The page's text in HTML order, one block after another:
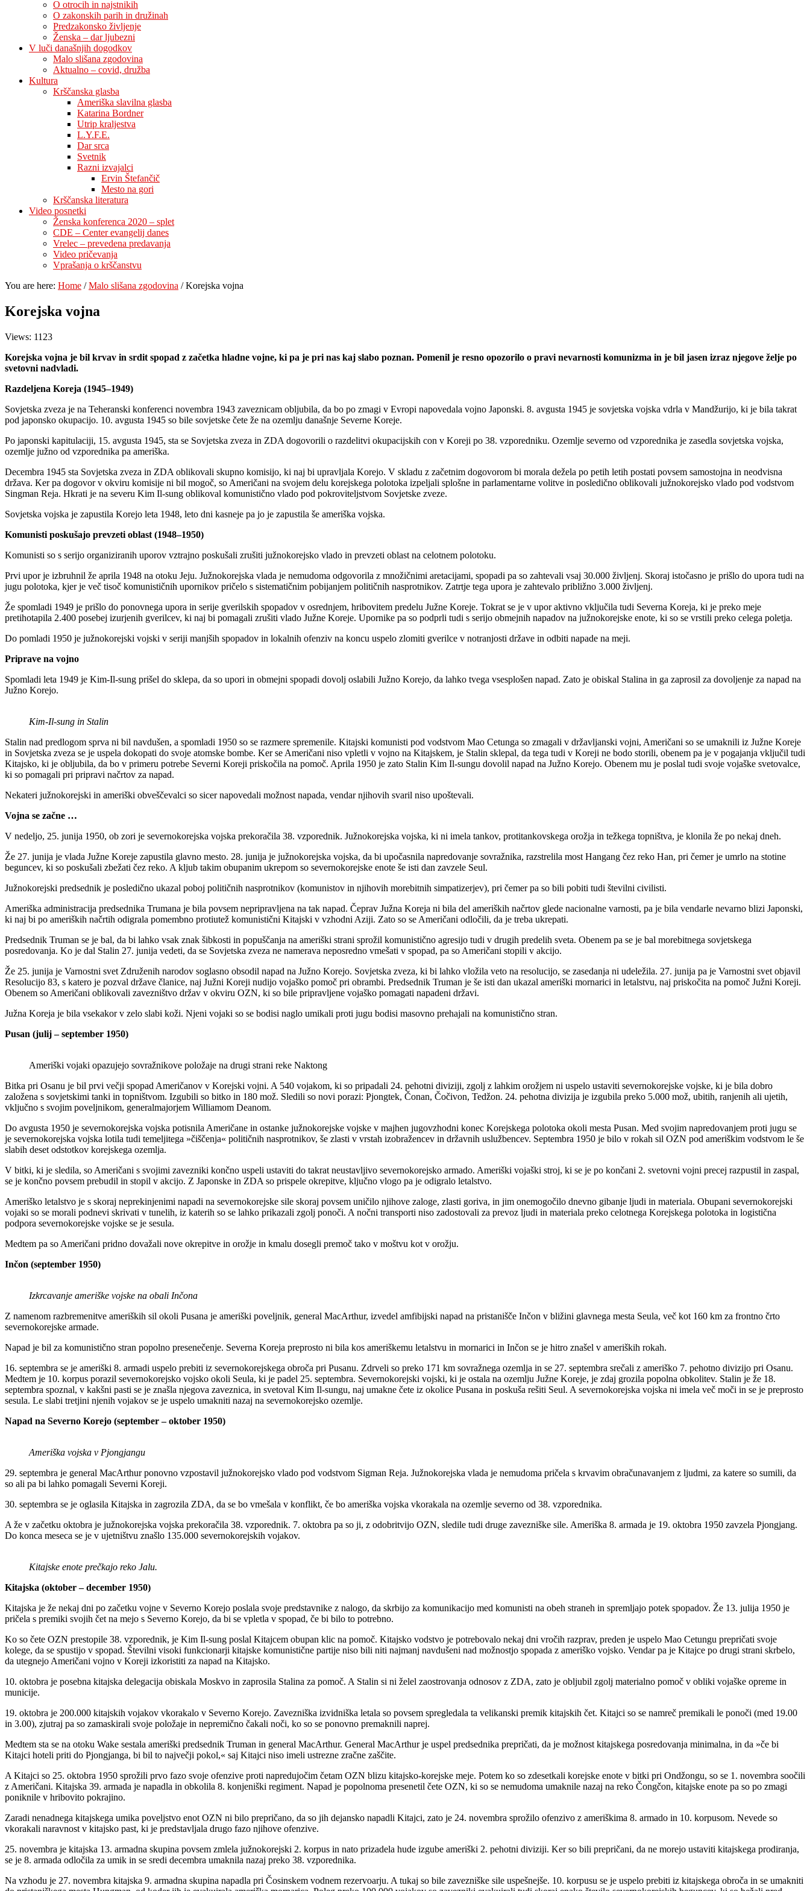
O otrocih in najstnikih
O zakonskih parih in družinah
Predzakonsko življenje
Ženska – dar ljubezni
V luči današnjih dogodkov
Malo slišana zgodovina
Aktualno – covid, družba
Kultura
Krščanska glasba
Ameriška slavilna glasba
Katarina Bordner
Utrip kraljestva
L.Y.F.E.
Dar srca
Svetnik
Razni izvajalci
Ervin Štefančič
Mesto na gori
Krščanska literatura
Video posnetki
Ženska konferenca 2020 – splet
CDE – Center evangelij danes
Vrelec – prevedena predavanja
Video pričevanja
Vprašanja o krščanstvu
You are here: Home / Malo slišana zgodovina /Korejska vojna
Korejska vojna
Views: 1123
Korejska vojna je bil krvav in srdit spopad z začetka hladne vojne, ki pa je pri nas kaj slabo poznan. Pomenil je resno opozorilo o pravi nevarnosti komunizma in je bil jasen izraz njegove želje po
svetovni nadvladi.
Razdeljena Koreja (1945–1949)
Sovjetska zveza je na Teheranski konferenci novembra 1943 zaveznicam obljubila, da bo po zmagi v Evropi napovedala vojno Japonski. 8. avgusta 1945 je sovjetska vojska vdrla v Mandžurijo, ki je bila takrat
pod japonsko okupacijo. 10. avgusta 1945 so bile sovjetske čete že na ozemlju današnje Severne Koreje.
Po japonski kapitulaciji, 15. avgusta 1945, sta se Sovjetska zveza in ZDA dogovorili o razdelitvi okupacijskih con v Koreji po 38. vzporedniku. Ozemlje severno od vzporednika je zasedla sovjetska vojska,
ozemlje južno od vzporednika pa ameriška.
Decembra 1945 sta Sovjetska zveza in ZDA oblikovali skupno komisijo, ki naj bi upravljala Korejo. V skladu z začetnim dogovorom bi morala dežela po petih letih postati povsem samostojna in neodvisna
država. Ker pa dogovor v okviru komisije ni bil mogoč, so Američani na svojem delu korejskega polotoka izpeljali splošne in parlamentarne volitve in posledično oblikovali južnokorejsko vlado pod vodstvom
Singman Reja. Hkrati je na severu Kim Il-sung oblikoval komunistično vlado pod pokroviteljstvom Sovjetske zveze.
Sovjetska vojska je zapustila Korejo leta 1948, leto dni kasneje pa jo je zapustila še ameriška vojska.
Komunisti poskušajo prevzeti oblast (1948–1950)
Komunisti so s serijo organiziranih uporov vztrajno poskušali zrušiti južnokorejsko vlado in prevzeti oblast na celotnem polotoku.
Prvi upor je izbruhnil že aprila 1948 na otoku Jeju. Južnokorejska vlada je nemudoma odgovorila z množičnimi aretacijami, spopadi pa so zahtevali vsaj 30.000 življenj. Skoraj istočasno je prišlo do upora tudi na
jugu polotoka, kjer je več tisoč komunističnih upornikov pričelo s sistematičnim pobijanjem političnih nasprotnikov. Zatrtje tega upora je zahtevalo približno 3.000 življenj.
Že spomladi 1949 je prišlo do ponovnega upora in serije gverilskih spopadov v osrednjem, hribovitem predelu Južne Koreje. Tokrat se je v upor aktivno vključila tudi Severna Koreja, ki je preko meje
pretihotapila 2.400 posebej izurjenih gverilcev, ki naj bi pomagali zrušiti vlado Južne Koreje. Upornike pa so podprli tudi s serijo obmejnih napadov na južnokorejske enote, ki so se vrstili preko celega poletja.
Do pomladi 1950 je južnokorejski vojski v seriji manjših spopadov in lokalnih ofenziv na koncu uspelo zlomiti gverilce v notranjosti države in odbiti napade na meji.
Priprave na vojno
Spomladi leta 1949 je Kim-Il-sung prišel do sklepa, da so upori in obmejni spopadi dovolj oslabili Južno Korejo, da lahko tvega vsesplošen napad. Zato je obiskal Stalina in ga zaprosil za dovoljenje za napad na
Južno Korejo.
Kim-Il-sung in Stalin
Stalin nad predlogom sprva ni bil navdušen, a spomladi 1950 so se razmere spremenile. Kitajski komunisti pod vodstvom Mao Cetunga so zmagali v državljanski vojni, Američani so se umaknili iz Južne Koreje
in Sovjetska zveza se je uspela dokopati do svoje atomske bombe. Ker se Američani niso vpletli v vojno na Kitajskem, je Stalin sklepal, da tega tudi v Koreji ne bodo storili, obenem pa je v pogajanja vključil tudi
Kitajsko, ki je obljubila, da bo v primeru potrebe Severni Koreji priskočila na pomoč. Aprila 1950 je zato Stalin Kim Il-sungu dovolil napad na Južno Korejo. Obenem mu je poslal tudi svoje vojaške svetovalce,
ki so pomagali pri pripravi načrtov za napad.
Nekateri južnokorejski in ameriški obveščevalci so sicer napovedali možnost napada, vendar njihovih svaril niso upoštevali.
Vojna se začne …
V nedeljo, 25. junija 1950, ob zori je severnokorejska vojska prekoračila 38. vzporednik. Južnokorejska vojska, ki ni imela tankov, protitankovskega orožja in težkega topništva, je klonila že po nekaj dneh.
Že 27. junija je vlada Južne Koreje zapustila glavno mesto. 28. junija je južnokorejska vojska, da bi upočasnila napredovanje sovražnika, razstrelila most Hangang čez reko Han, pri čemer je umrlo na stotine
beguncev, ki so poskušali zbežati čez reko. A kljub takim obupanim ukrepom so severnokorejske enote še isti dan zavzele Seul.
Južnokorejski predsednik je posledično ukazal poboj političnih nasprotnikov (komunistov in njihovih morebitnih simpatizerjev), pri čemer pa so bili pobiti tudi številni civilisti.
Ameriška administracija predsednika Trumana je bila povsem nepripravljena na tak napad. Čeprav Južna Koreja ni bila del ameriških načrtov glede nacionalne varnosti, pa je bila vendarle nevarno blizi Japonski,
ki naj bi po ameriških načrtih odigrala pomembno protiutež komunistični Kitajski v vzhodni Aziji. Zato so se Američani odločili, da je treba ukrepati.
Predsednik Truman se je bal, da bi lahko vsak znak šibkosti in popuščanja na ameriški strani sprožil komunistično agresijo tudi v drugih predelih sveta. Obenem pa se je bal morebitnega sovjetskega
posredovanja. Ko je dal Stalin 27. junija vedeti, da se Sovjetska zveza ne namerava neposredno vmešati v spopad, pa so Američani stopili v akcijo.
Že 25. junija je Varnostni svet Združenih narodov soglasno obsodil napad na Južno Korejo. Sovjetska zveza, ki bi lahko vložila veto na resolucijo, se zasedanja ni udeležila. 27. junija pa je Varnostni svet objavil
Resolucijo 83, s katero je pozval države članice, naj Južni Koreji nudijo vojaško pomoč pri obrambi. Predsednik Truman je še isti dan ukazal ameriški mornarici in letalstvu, naj priskočita na pomoč Južni Koreji.
Obenem so Američani oblikovali zavezništvo držav v okviru OZN, ki so bile pripravljene vojaško pomagati napadeni državi.
Južna Koreja je bila vsekakor v zelo slabi koži. Njeni vojaki so se bodisi naglo umikali proti jugu bodisi masovno prehajali na komunistično stran.
Pusan (julij – september 1950)
Ameriški vojaki opazujejo sovražnikove položaje na drugi strani reke Naktong
Bitka pri Osanu je bil prvi večji spopad Američanov v Korejski vojni. A 540 vojakom, ki so pripadali 24. pehotni diviziji, zgolj z lahkim orožjem ni uspelo ustaviti severnokorejske vojske, ki je bila dobro
založena s sovjetskimi tanki in topništvom. Izgubili so bitko in 180 mož. Sledili so novi porazi: Pjongtek, Čonan, Čočivon, Tedžon. 24. pehotna divizija je izgubila preko 5.000 mož, ubitih, ranjenih ali ujetih,
vključno s svojim poveljnikom, generalmajorjem Williamom Deanom.
Do avgusta 1950 je severnokorejska vojska potisnila Američane in ostanke južnokorejske vojske v majhen jugovzhodni konec Korejskega polotoka okoli mesta Pusan. Med svojim napredovanjem proti jugu se
je severnokorejska vojska lotila tudi temeljitega »čiščenja« političnih nasprotnikov, še zlasti v vrstah izobražencev in državnih uslužbencev. Septembra 1950 je bilo v rokah sil OZN pod ameriškim vodstvom le še
slabih deset odstotkov korejskega ozemlja.
V bitki, ki je sledila, so Američani s svojimi zavezniki končno uspeli ustaviti do takrat neustavljivo severnokorejsko armado. Ameriški vojaški stroj, ki se je po končani 2. svetovni vojni precej razpustil in zaspal,
se je končno povsem prebudil in stopil v akcijo. Z Japonske in ZDA so prispele okrepitve, ključno vlogo pa je odigralo letalstvo.
Ameriško letalstvo je s skoraj neprekinjenimi napadi na severnokorejske sile skoraj povsem uničilo njihove zaloge, zlasti goriva, in jim onemogočilo dnevno gibanje ljudi in materiala. Obupani severnokorejski
vojaki so se morali podnevi skrivati v tunelih, iz katerih so se lahko prikazali zgolj ponoči. A nočni transporti niso zadostovali za prevoz ljudi in materiala preko celotnega Korejskega polotoka in logistična
podpora severnokorejske vojske se je sesula.
Medtem pa so Američani pridno dovažali nove okrepitve in orožje in kmalu dosegli premoč tako v moštvu kot v orožju.
Inčon (september 1950)
Izkrcavanje ameriške vojske na obali Inčona
Z namenom razbremenitve ameriških sil okoli Pusana je ameriški poveljnik, general MacArthur, izvedel amfibijski napad na pristanišče Inčon v bližini glavnega mesta Seula, več kot 160 km za frontno črto
severnokorejske armade.
Napad je bil za komunistično stran popolno presenečenje. Severna Koreja preprosto ni bila kos ameriškemu letalstvu in mornarici in Inčon se je hitro znašel v ameriških rokah.
16. septembra se je ameriški 8. armadi uspelo prebiti iz severnokorejskega obroča pri Pusanu. Zdrveli so preko 171 km sovražnega ozemlja in se 27. septembra srečali z ameriško 7. pehotno divizijo pri Osanu.
Medtem je 10. korpus porazil severnokorejsko vojsko okoli Seula, ki je padel 25. septembra. Severnokorejski vojski, ki je ostala na ozemlju Južne Koreje, je zdaj grozila popolna obkolitev. Stalin je že 18.
septembra spoznal, v kakšni pasti se je znašla njegova zaveznica, in svetoval Kim Il-sungu, naj umakne čete iz okolice Pusana in poskuša rešiti Seul. A severnokorejska vojska ni imela več moči in se je preprosto
sesula. Le slabi tretjini njenih vojakov se je uspelo umakniti nazaj na severnokorejsko ozemlje.
Napad na Severno Korejo (september – oktober 1950)
Ameriška vojska v Pjongjangu
29. septembra je general MacArthur ponovno vzpostavil južnokorejsko vlado pod vodstvom Sigman Reja. Južnokorejska vlada je nemudoma pričela s krvavim obračunavanjem z ljudmi, za katere so sumili, da
so ali pa bi lahko pomagali Severni Koreji.
30. septembra se je oglasila Kitajska in zagrozila ZDA, da se bo vmešala v konflikt, če bo ameriška vojska vkorakala na ozemlje severno od 38. vzporednika.
A že v začetku oktobra je južnokorejska vojska prekoračila 38. vzporednik. 7. oktobra pa so ji, z odobritvijo OZN, sledile tudi druge zavezniške sile. Ameriška 8. armada je 19. oktobra 1950 zavzela Pjongjang.
Do konca meseca se je v ujetništvu znašlo 135.000 severnokorejskih vojakov.
Kitajske enote prečkajo reko Jalu.
Kitajska (oktober – december 1950)
Kitajska je že nekaj dni po začetku vojne v Severno Korejo poslala svoje predstavnike z nalogo, da skrbijo za komunikacijo med komunisti na obeh straneh in spremljajo potek spopadov. Že 13. julija 1950 je
pričela s premiki svojih čet na mejo s Severno Korejo, da bi se vpletla v spopad, če bi bilo to potrebno.
Ko so čete OZN prestopile 38. vzporednik, je Kim Il-sung poslal Kitajcem obupan klic na pomoč. Kitajsko vodstvo je potrebovalo nekaj dni vročih razprav, preden je uspelo Mao Cetungu prepričati svoje
kolege, da se spustijo v spopad. Številni visoki funkcionarji kitajske komunistične partije niso bili niti najmanj navdušeni nad možnostjo spopada z ameriško vojsko. Vendar pa je Kitajce po drugi strani skrbelo,
da utegnejo Američani vojno v Koreji izkoristiti za napad na Kitajsko.
10. oktobra je posebna kitajska delegacija obiskala Moskvo in zaprosila Stalina za pomoč. A Stalin si ni želel zaostrovanja odnosov z ZDA, zato je obljubil zgolj materialno pomoč v obliki vojaške opreme in
municije.
19. oktobra je 200.000 kitajskih vojakov vkorakalo v Severno Korejo. Zavezniška izvidniška letala so povsem spregledala ta velikanski premik kitajskih čet. Kitajci so se namreč premikali le ponoči (med 19.00
in 3.00), zjutraj pa so zamaskirali svoje položaje in nepremično čakali noči, ko so se ponovno premaknili naprej.
Medtem sta se na otoku Wake sestala ameriški predsednik Truman in general MacArthur. General MacArthur je uspel predsednika prepričati, da je možnost kitajskega posredovanja minimalna, in da »če bi
Kitajci hoteli priti do Pjongjanga, bi bil to največji pokol,« saj Kitajci niso imeli ustrezne zračne zaščite.
A Kitajci so 25. oktobra 1950 sprožili prvo fazo svoje ofenzive proti napredujočim četam OZN blizu kitajsko-korejske meje. Potem ko so zdesetkali korejske enote v bitki pri Ondžongu, so se 1. novembra soočili
z Američani. Kitajska 39. armada je napadla in obkolila 8. konjeniški regiment. Napad je popolnoma presenetil čete OZN, ki so se nemudoma umaknile nazaj na reko Čongčon, kitajske enote pa so po zmagi
poniknile v hribovito pokrajino.
Zaradi nenadnega kitajskega umika poveljstvo enot OZN ni bilo prepričano, da so jih dejansko napadli Kitajci, zato je 24. novembra sprožilo ofenzivo z ameriškima 8. armado in 10. korpusom. Nevede so
vkorakali naravnost v kitajsko past, ki je predstavljala drugo fazo njihove ofenzive.
25. novembra je kitajska 13. armadna skupina povsem zmlela južnokorejski 2. korpus in nato prizadela hude izgube ameriški 2. pehotni diviziji. Ker so bili prepričani, da ne morejo ustaviti kitajskega prodiranja,
se je 8. armada odločila za umik in se sredi decembra umaknila nazaj preko 38. vzporednika.
Na vzhodu je 27. novembra kitajska 9. armadna skupina napadla pri Čosinskem vodnem rezervoarju. A tukaj so bile zavezniške sile uspešnejše. 10. korpusu se je uspelo prebiti iz kitajskega obroča in se umakniti